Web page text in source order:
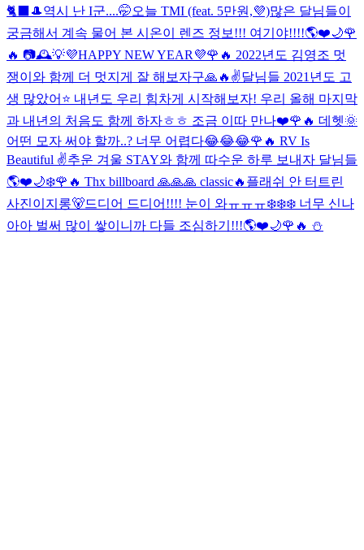
🐈‍⬛🎩역시 난 I군....🤭오늘 TMI (feat. 5만원,💜)많은 달님들이
궁금해서 계속 물어 본 시온이 렌즈 정보!!! 여기야!!!!🌎❤️🌙🌹
🔥 📷🕰💡💜HAPPY NEW YEAR💜🌹🔥 2022년도 김영조 멋
쟁이와 함께 더 멋지게 잘 해보자구🙏🔥✌️달님들 2021년도 고
생 많았어⭐️ 내년도 우리 힘차게 시작해보자! 우리 올해 마지막
과 내년의 처음도 함께 하자ㅎㅎ 조금 이따 만나❤️🌹🔥 데헷🌞
어떤 모자 써야 할까..? 너무 어렵다😂😂😂🌹🔥 RV Is
Beautiful ✌️추운 겨울 STAY와 함께 따수운 하루 보내자 달님들
🌎❤️🌙❄️🌹🔥 Thx billboard 🙏🙏🙏 classic🔥 플래쉬 안 터트린
사진이지롱🐻드디어 드디어!!!! 눈이 와ㅠㅠㅠ❄️❄️❄️ 너무 신나
아아 벌써 많이 쌓이니까 다들 조심하기!!!🌎❤️🌙🌹🔥 ⛄️